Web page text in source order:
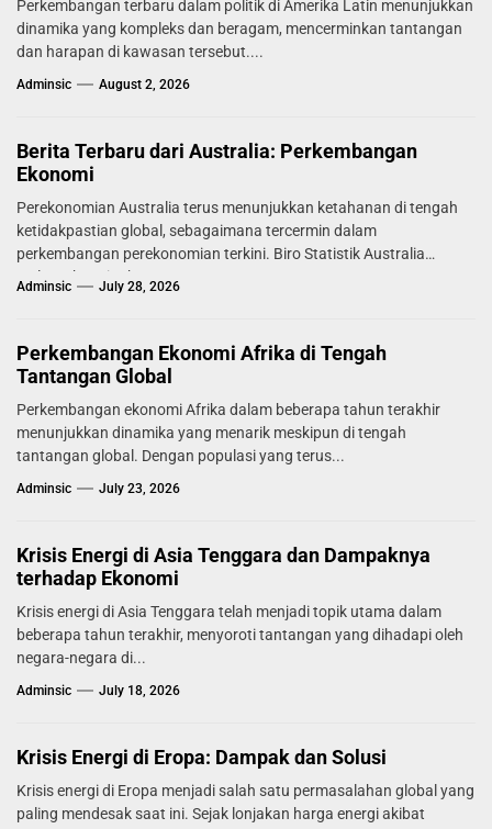
Perkembangan terbaru dalam politik di Amerika Latin menunjukkan
dinamika yang kompleks dan beragam, mencerminkan tantangan
dan harapan di kawasan tersebut....
Adminsic August 2, 2026
Berita Terbaru dari Australia: Perkembangan
Ekonomi
Perekonomian Australia terus menunjukkan ketahanan di tengah
ketidakpastian global, sebagaimana tercermin dalam
perkembangan perekonomian terkini. Biro Statistik Australia
melaporkan tingkat...
Adminsic July 28, 2026
Perkembangan Ekonomi Afrika di Tengah
Tantangan Global
Perkembangan ekonomi Afrika dalam beberapa tahun terakhir
menunjukkan dinamika yang menarik meskipun di tengah
tantangan global. Dengan populasi yang terus...
Adminsic July 23, 2026
Krisis Energi di Asia Tenggara dan Dampaknya
terhadap Ekonomi
Krisis energi di Asia Tenggara telah menjadi topik utama dalam
beberapa tahun terakhir, menyoroti tantangan yang dihadapi oleh
negara-negara di...
Adminsic July 18, 2026
Krisis Energi di Eropa: Dampak dan Solusi
Krisis energi di Eropa menjadi salah satu permasalahan global yang
paling mendesak saat ini. Sejak lonjakan harga energi akibat